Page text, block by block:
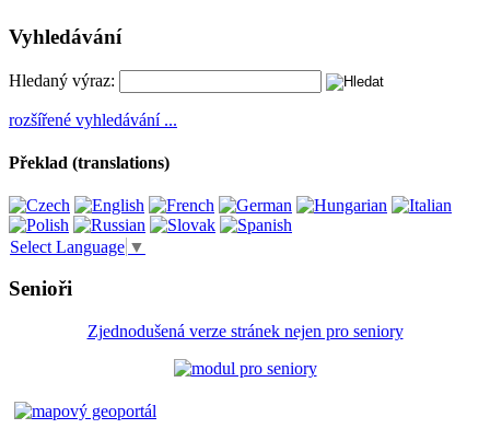
Vyhledávání
Hledaný výraz:
rozšířené vyhledávání ...
Překlad (translations)
Select Language ▼
Senioři
Zjednodušená verze stránek nejen pro seniory